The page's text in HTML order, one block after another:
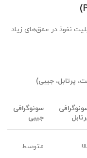
نفوذ در عمق‌های زیاد
پرتابل، جیبی)
سونوگرافی
جیبی
متوسط